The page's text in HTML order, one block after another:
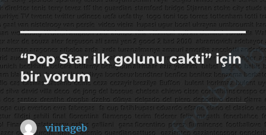
“Pop Star ilk golunu cakti” için
bir yorum
vintageb dedi